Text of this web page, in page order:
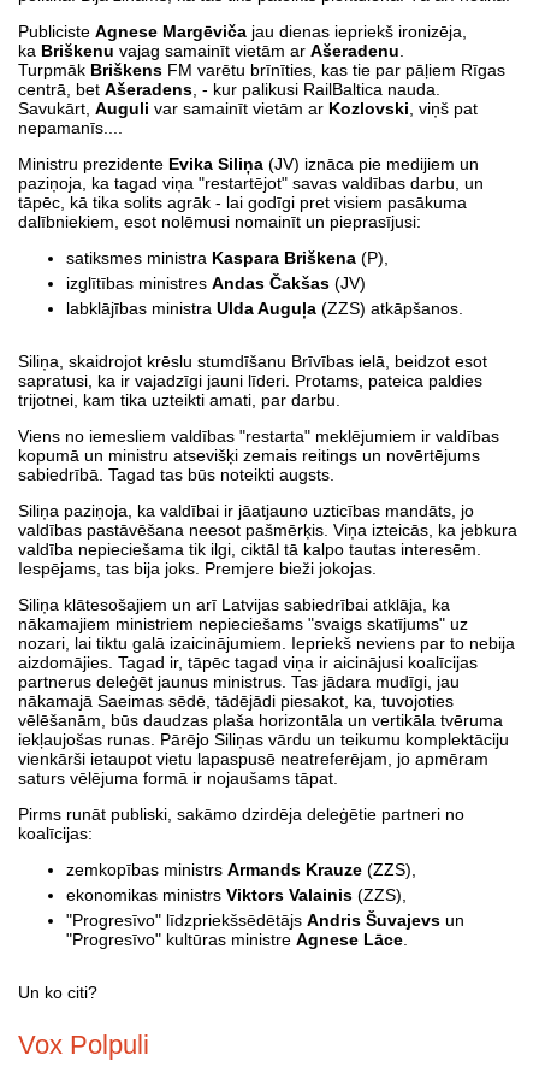
Publiciste Agnese Margēviča jau dienas iepriekš ironizēja,
ka Briškenu vajag samainīt vietām ar Ašeradenu
Turpmāk Briškens FM varētu brīnīties, kas tie par pāļiem Rīgas
centrā, bet Ašeradens , - kur palikusi RailBaltica nauda.
Savukārt, Auguli var samainīt vietām ar Kozlovski , viņš pat
nepamanīs....
Ministru prezidente Evika Siliņa (JV) iznāca pie medijiem un
paziņoja, ka tagad viņa "restartējot" savas valdības darbu, un
tāpēc, kā tika solits agrāk - lai godīgi pret visiem pasākuma
dalībniekiem, esot nolēmusi nomainīt un pieprasījusi:
satiksmes ministra Kaspara Briškena (P),
izglītības ministres Andas Čakšas (JV)
labklājības ministra Ulda Auguļa (ZZS) atkāpšanos.
Siliņa, skaidrojot krēslu stumdīšanu Brīvības ielā, beidzot esot
sapratusi, ka ir vajadzīgi jauni līderi. Protams, pateica paldies
trijotnei, kam tika uzteikti amati, par darbu.
Viens no iemesliem valdības "restarta" meklējumiem ir valdības
kopumā un ministru atsevišķi zemais reitings un novērtējums
sabiedrībā. Tagad tas būs noteikti augsts.
Siliņa paziņoja, ka valdībai ir jāatjauno uzticības mandāts, jo
valdības pastāvēšana neesot pašmērķis. Viņa izteicās, ka jebkura
valdība nepieciešama tik ilgi, ciktāl tā kalpo tautas interesēm.
Iespējams, tas bija joks. Premjere bieži jokojas.
Siliņa klātesošajiem un arī Latvijas sabiedrībai atklāja, ka
nākamajiem ministriem nepieciešams "svaigs skatījums" uz
nozari, lai tiktu galā izaicinājumiem. Iepriekš neviens par to nebija
aizdomājies. Tagad ir, tāpēc tagad viņa ir aicinājusi koalīcijas
partnerus deleģēt jaunus ministrus. Tas jādara mudīgi, jau
nākamajā Saeimas sēdē, tādējādi piesakot, ka, tuvojoties
vēlēšanām, būs daudzas plaša horizontāla un vertikāla tvēruma
iekļaujošas runas. Pārējo Siliņas vārdu un teikumu komplektāciju
vienkārši ietaupot vietu lapaspusē neatreferējam, jo apmēram
saturs vēlējuma formā ir nojaušams tāpat.
Pirms runāt publiski, sakāmo dzirdēja deleģētie partneri no
koalīcijas:
zemkopības ministrs Armands Krauze (ZZS),
ekonomikas ministrs Viktors Valainis (ZZS),
"Progresīvo" līdzpriekšsēdētājs Andris Šuvajevs un
"Progresīvo" kultūras ministre Agnese Lāce
Un ko citi?
Vox Polpuli